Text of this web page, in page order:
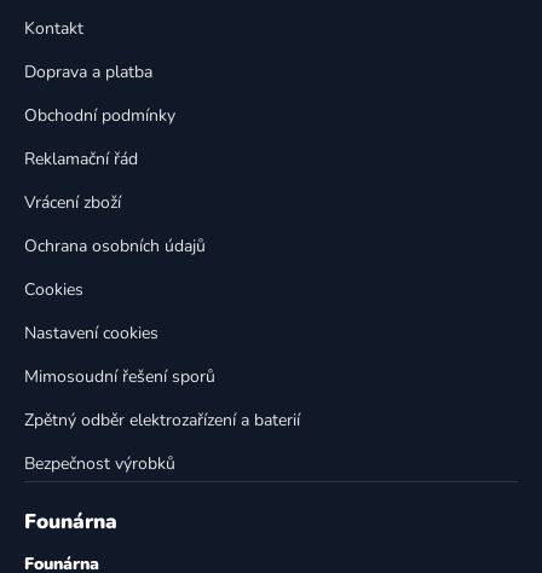
Kontakt
Doprava a platba
Obchodní podmínky
Reklamační řád
Vrácení zboží
Ochrana osobních údajů
Cookies
Nastavení cookies
Mimosoudní řešení sporů
Zpětný odběr elektrozařízení a baterií
Bezpečnost výrobků
Founárna
Founárna